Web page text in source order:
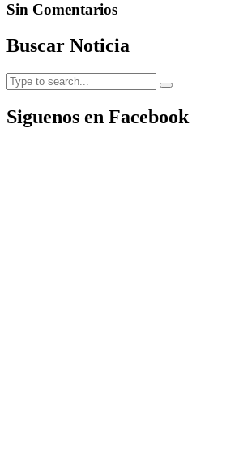
Sin Comentarios
Buscar Noticia
Siguenos en Facebook